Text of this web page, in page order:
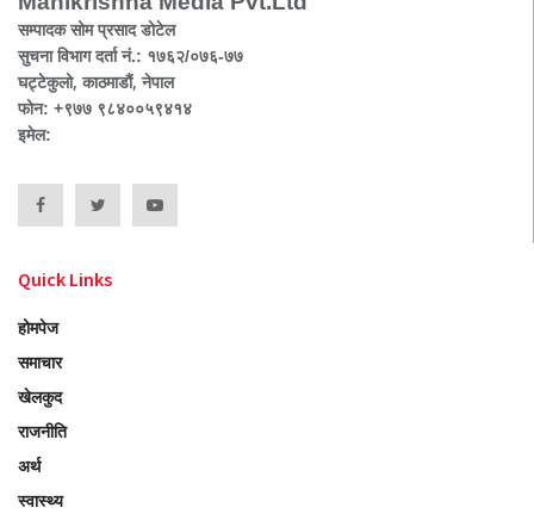
सम्पादक सोम प्रसाद डोटेल
सुचना विभाग दर्ता नं.: १७६२/०७६-७७
घट्टेकुलो, काठमाडौं, नेपाल
फोन: +९७७ ९८४००५९४१४
इमेल:
Quick Links
होमपेज
समाचार
खेलकुद
राजनीति
अर्थ
स्वास्थ्य